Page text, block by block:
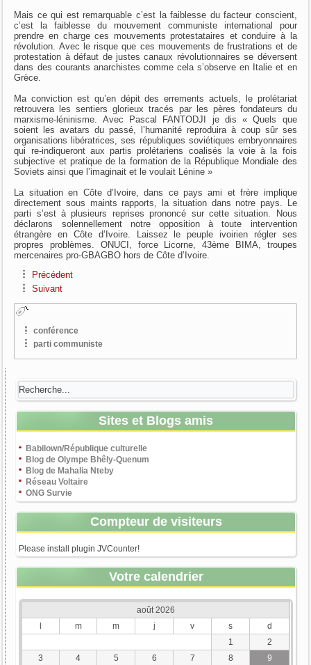
Mais ce qui est remarquable c’est la faiblesse du facteur conscient,
c’est la faiblesse du mouvement communiste international pour
prendre en charge ces mouvements protestataires et conduire à la
révolution. Avec le risque que ces mouvements de frustrations et de
protestation à défaut de justes canaux révolutionnaires se déversent
dans des courants anarchistes comme cela s’observe en Italie et en
Grèce.
Ma conviction est qu’en dépit des errements actuels, le prolétariat
retrouvera les sentiers glorieux tracés par les pères fondateurs du
marxisme-léninisme. Avec Pascal FANTODJI je dis « Quels que
soient les avatars du passé, l’humanité reproduira à coup sûr ses
organisations libératrices, ses républiques soviétiques embryonnaires
qui re-indiqueront aux partis prolétariens coalisés la voie à la fois
subjective et pratique de la formation de la République Mondiale des
Soviets ainsi que l’imaginait et le voulait Lénine »
La situation en Côte d’Ivoire, dans ce pays ami et frère implique
directement sous maints rapports, la situation dans notre pays. Le
parti s’est à plusieurs reprises prononcé sur cette situation. Nous
déclarons solennellement notre opposition à toute intervention
étrangère en Côte d’Ivoire. Laissez le peuple ivoirien régler ses
propres problèmes. ONUCI, force Licorne, 43ème BIMA, troupes
mercenaires pro-GBAGBO hors de Côte d’Ivoire.
Précédent
Suivant
conférence
parti communiste
Sites et Blogs amis
Babilown/République culturelle
Blog de Olympe Bhêly-Quenum
Blog de Mahalia Nteby
Réseau Voltaire
ONG Survie
Compteur de visiteurs
Please install plugin JVCounter!
Votre calendrier
août 2026
l
m m j v s
d
1
2
3
4 5 6 7 8 9